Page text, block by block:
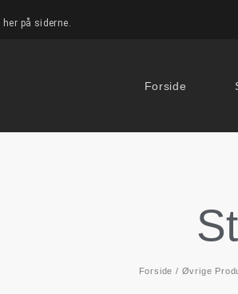
på siderne.
Forside
Forside / Øvrige